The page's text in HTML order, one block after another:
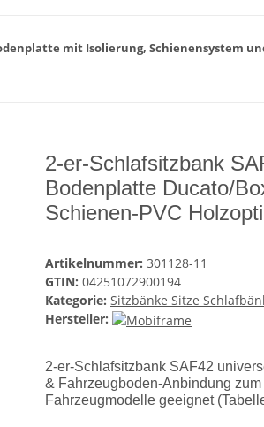
mit Isolierung, Schienensystem
2-er-Schlafsitzbank
Bodenplatte Ducato/
Schienen-PVC
Artikelnummer: 301128-11
GTIN: 04251072900194
Kategorie: Sitzbänke Sitze
Hersteller:
2-er-Schlafsitzbank SAF42
& Fahrzeugboden-Anbindung
Fahrzeugmodelle geeignet